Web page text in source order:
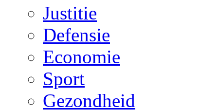
Justitie
Defensie
Economie
Sport
Gezondheid